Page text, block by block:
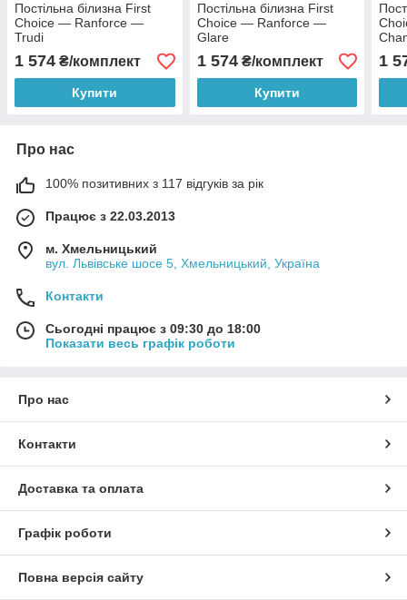
Постільна білизна First
Choice — Ranforce —
Trudi
1 574 ₴/комплект
Купити
Постільна білизна First
Choice — Ranforce —
Glare
1 574₴/комплект
Купити
1
Про нас
100% позитивних з 117 відгуків за рік
Працює з 22.03.2013
м. Хмельницький
вул. Львівське шосе 5, Хмельницький, Україна
Контакти
Сьогодні працює з 09:30 до 18:00
Показати весь графік роботи
Про нас
Контакти
Доставка та оплата
Графік роботи
Повна версія сайту